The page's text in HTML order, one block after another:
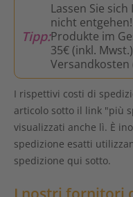
Tipp:
Lassen Sie
nicht
Produkte im
35€ (inkl.
I rispettivi costi di
articolo sotto il link "più
visualizzati anche lì. È
spedizione esatti
spedizione qui sotto.